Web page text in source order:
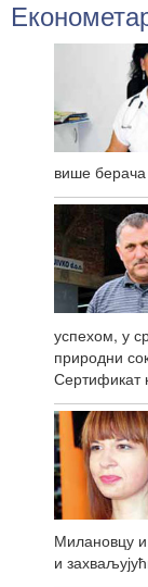
више берача
успехом, у
природни
Сертификат
Милановцу
и